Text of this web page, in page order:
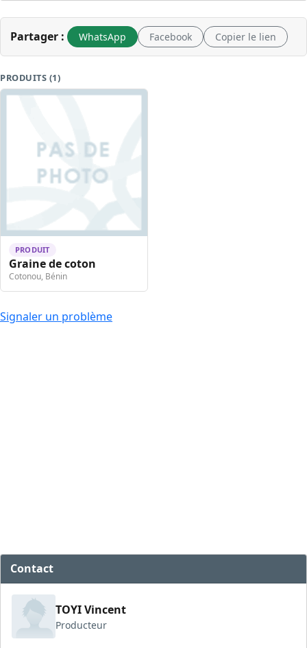
Partager : WhatsApp Facebook Copier le lien
PRODUITS (1)
PRODUIT
Graine de coton
Cotonou, Bénin
Signaler un problème
Contact
TOYI Vincent
Producteur